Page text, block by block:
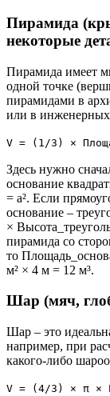
Пирамида
некоторые
Пирамида имеет
одной точке
пирамидами в
или в инженерных
V = (1/3) ×
Здесь нужно
основание
= a². Если
основание –
×
пирамида со
то
м² × 4 м = 12 м³.
Шар (мяч,
Шар – это
например, при
какого-либо
V = (4/3) × π ×